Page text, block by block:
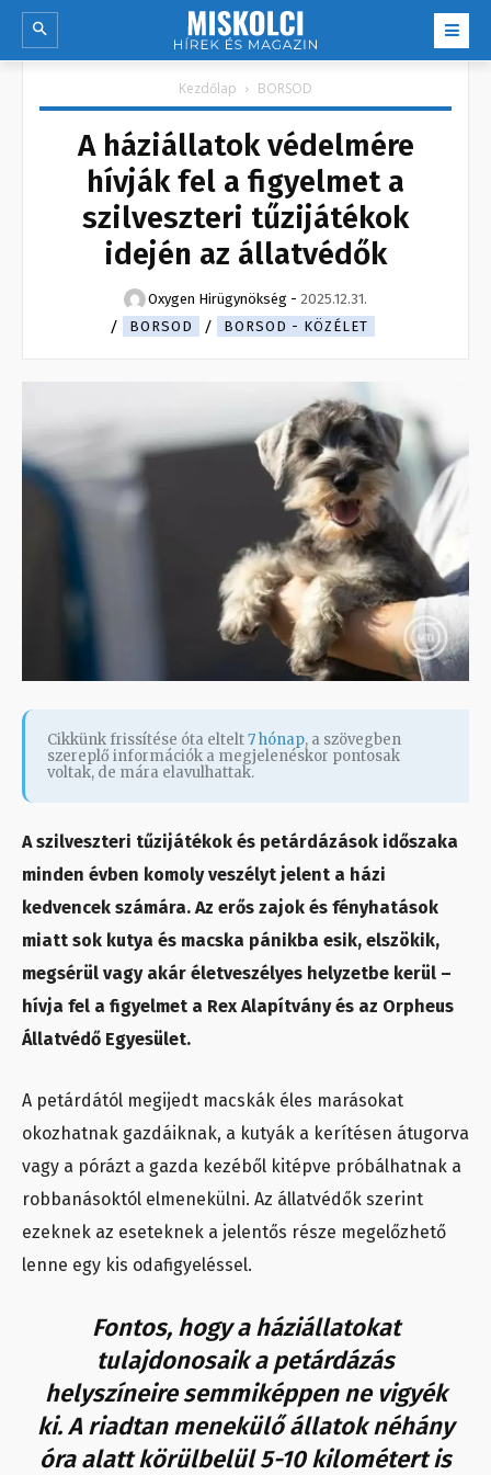
Kezdőlap BORSOD
A háziállatok védelmére
hívják fel a figyelmet a
szilveszteri tűzijátékok
idején az állatvédők
Oxygen Hirügynökség - 2025.12.31.
BORSOD
BORSOD - KÖZÉLET
Cikkünk frissítése óta eltelt7 hónap, a szövegben
szereplő információk a megjelenéskor pontosak
voltak, de mára elavulhattak.
A szilveszteri tűzijátékok és petárdázások időszaka
minden évben komoly veszélyt jelent a házi
kedvencek számára. Az erős zajok és fényhatások
miatt sok kutya és macska pánikba esik, elszökik,
megsérül vagy akár életveszélyes helyzetbe kerül –
hívja fel a figyelmet a Rex Alapítvány és az Orpheus
Állatvédő Egyesület.
A petárdától megijedt macskák éles marásokat
okozhatnak gazdáiknak, a kutyák a kerítésen átugorva
vagy a pórázt a gazda kezéből kitépve próbálhatnak a
robbanásoktól elmenekülni. Az állatvédők szerint
ezeknek az eseteknek a jelentős része megelőzhető
lenne egy kis odafigyeléssel.
Fontos, hogy a háziállatokat
tulajdonosaik a petárdázás
helyszíneire semmiképpen ne vigyék
ki. A riadtan menekülő állatok néhány
óra alatt körülbelül 5-10 kilométert is